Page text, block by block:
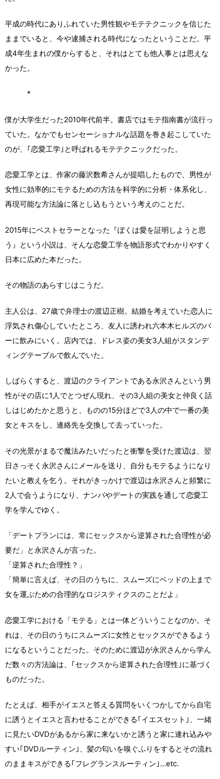
平成の時代にありふれていた男性観やモテテクニックを信じた
ままでいると、今や逮捕される時代になったということだ。平
成4年生まれの僕からすると、それはとても他人事とは思えな
かった。
*
僕が大学生だった2010年代前半。書店ではモテ指南書が流行っ
ていた。なかでもセンセーショナルな話題を巻き起こしていた
のが、｢恋愛工学｣と呼ばれるモテテクニックだった。
恋愛工学とは、作家の藤沢数希さんが提唱したもので、男性が
女性に効率的にモテるための方法を科学的に分析・体系化し、
再現可能な方法論に落とし込もうという考えのことだ。
2015年にベストセラーとなった『ぼくは愛を証明しようと思
う』という小説は、そんな恋愛工学を物語形式でわかりやすく
日本に広めた本だった。
その物語のあらすじはこうだ。
主人公は、27歳で弁理士の渡辺正樹。結婚を考えていた恋人に
浮気され傷心していたところ、友人に誘われ六本木ヒルズのバ
ーに飲みにいく。店内では、ドレス姿の美女3人組がスタンデ
ィングテーブルで飲んでいた。
しばらくすると、渡辺のクライアントである永沢さんという男
性がその店に1人でとつぜん現れ、その3人組の美女と仲良く話
しはじめたかと思うと、ものの15分ほどで3人の中で一番の美
女とキスをし、連絡先を交換して去っていった。
その光景がまるで魔法みたいだったと衝撃を受けた渡辺は、翌
日さっそく永沢さんにメールを送り、自分もモテるようになり
たいと教えを乞う。それがきっかけで渡辺は永沢さんと頻繁に
2人で会うようになり、ナンパやデートの実践を通して恋愛工
学を学んでゆく。
「デートプランには、常にセックスから逆算された合理性が必
要だ」と永沢さんが言った。
「逆算された合理性？」
「簡単に言えば、その日のうちに、スムーズにベッドの上まで
女を運ぶための合理的なロジスティクスのことだよ」
恋愛工学における「モテる」とは一体どういうことなのか。そ
れは、その日のうちにスムーズに女性とセックスができるよう
になるということだった。そのために渡辺が永沢さんから学ん
だ数々の方法論は、｢セックスから逆算された合理性｣に基づく
ものだった。
たとえば、相手がイエスと答える質問をいくつかしてから自宅
に誘うとイエスと言わせることができる｢イエスセット｣、一緒
に見たいDVDがあるから家に来ないかと誘うと家に連れ込みや
すい｢DVDルーティン｣、髪の匂いを嗅ぐふりをするとその流れ
のままキスができる｢フレグランスルーティン｣…etc.